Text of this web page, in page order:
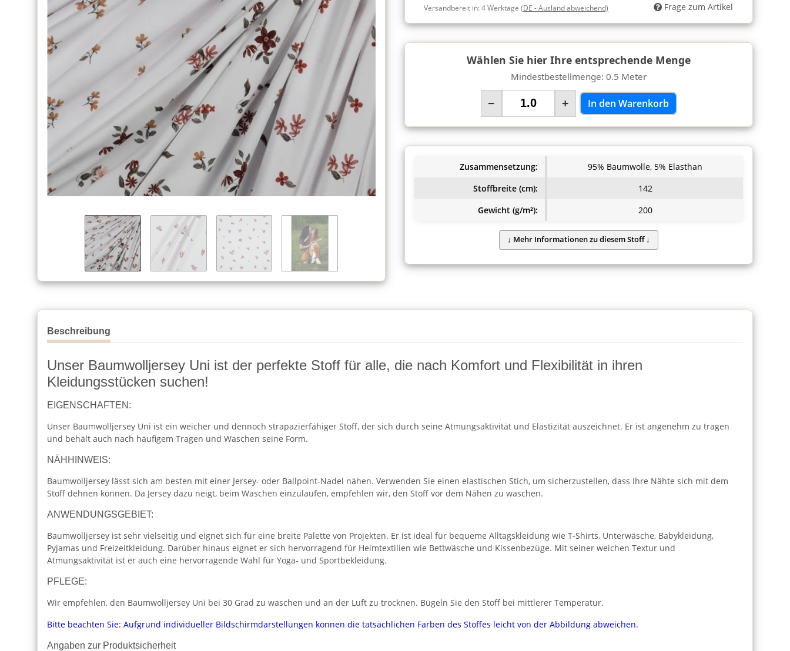
Versandbereit in:4 Werktage (DE - Ausland abweichend) Frage zum Artikel
Wählen Sie hier Ihre entsprechende Menge
Mindestbestellmenge: 0.5 Meter
− + In den Warenkorb
Zusammensetzung:
95% Baumwolle, 5% Elasthan
Stoffbreite (cm):
142
Gewicht (g/m²):
200
Beschreibung
Unser Baumwolljersey Uni ist der perfekte Stoff für alle, die nach Komfort und Flexibilität in ihren
Kleidungsstücken suchen!
EIGENSCHAFTEN:
Unser Baumwolljersey Uni ist ein weicher und dennoch strapazierfähiger Stoff, der sich durch seine Atmungsaktivität und Elastizität auszeichnet. Er ist angenehm zu tragen
und behält auch nach häufigem Tragen und Waschen seine Form.
NÄHHINWEIS:
Baumwolljersey lässt sich am besten mit einer Jersey- oder Ballpoint-Nadel nähen. Verwenden Sie einen elastischen Stich, um sicherzustellen, dass Ihre Nähte sich mit dem
Stoff dehnen können. Da Jersey dazu neigt, beim Waschen einzulaufen, empfehlen wir, den Stoff vor dem Nähen zu waschen.
ANWENDUNGSGEBIET:
Baumwolljersey ist sehr vielseitig und eignet sich für eine breite Palette von Projekten. Er ist ideal für bequeme Alltagskleidung wie T-Shirts, Unterwäsche, Babykleidung,
Pyjamas und Freizeitkleidung. Darüber hinaus eignet er sich hervorragend für Heimtextilien wie Bettwäsche und Kissenbezüge. Mit seiner weichen Textur und
Atmungsaktivität ist er auch eine hervorragende Wahl für Yoga- und Sportbekleidung.
PFLEGE:
Wir empfehlen, den Baumwolljersey Uni bei 30 Grad zu waschen und an der Luft zu trocknen. Bügeln Sie den Stoff bei mittlerer Temperatur.
Bitte beachten Sie: Aufgrund individueller Bildschirmdarstellungen können die tatsächlichen Farben des Stoffes leicht von der Abbildung abweichen.
Angaben zur Produktsicherheit